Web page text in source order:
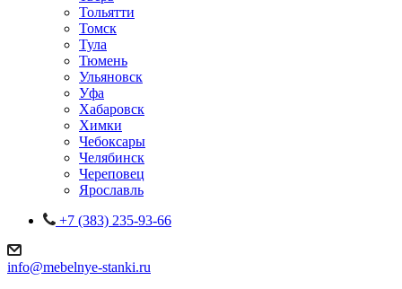
Тольятти
Томск
Тула
Тюмень
Ульяновск
Уфа
Хабаровск
Химки
Чебоксары
Челябинск
Череповец
Ярославль
+7 (383) 235-93-66
info@mebelnye-stanki.ru